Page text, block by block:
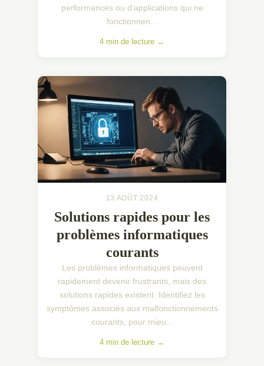
performances ou d'applications qui ne
fonctionnen...
4 min de lecture →
13 AOÛT 2024
Solutions rapides pour les
problèmes informatiques
courants
Les problèmes informatiques peuvent
rapidement devenir frustrants, mais des
solutions rapides existent. Identifiez les
symptômes associés aux malfonctionnements
courants, pour mieu...
4 min de lecture →